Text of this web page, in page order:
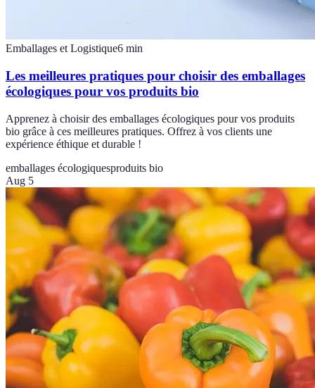
Emballages et Logistique6 min
Les meilleures pratiques pour choisir des emballages
écologiques pour vos produits bio
Apprenez à choisir des emballages écologiques pour vos produits
bio grâce à ces meilleures pratiques. Offrez à vos clients une
expérience éthique et durable !
emballages écologiquesproduits bio
Aug 5